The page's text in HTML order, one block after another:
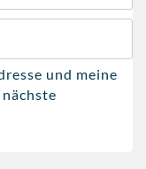
und meine